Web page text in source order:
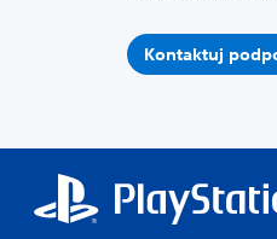
Kontaktuj